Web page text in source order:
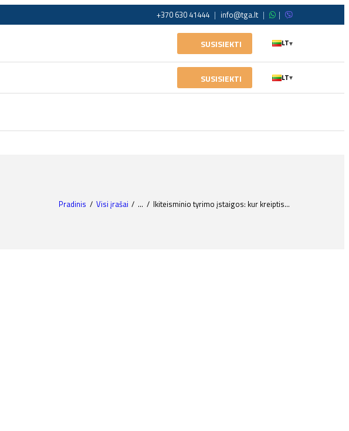
+370 630 41444 | info@tga.lt | |
SUSISIEKTI LT▾
SUSISIEKTI LT▾
Pradinis Visi įrašai ... Ikiteisminio tyrimo įstaigos: kur kreiptis...